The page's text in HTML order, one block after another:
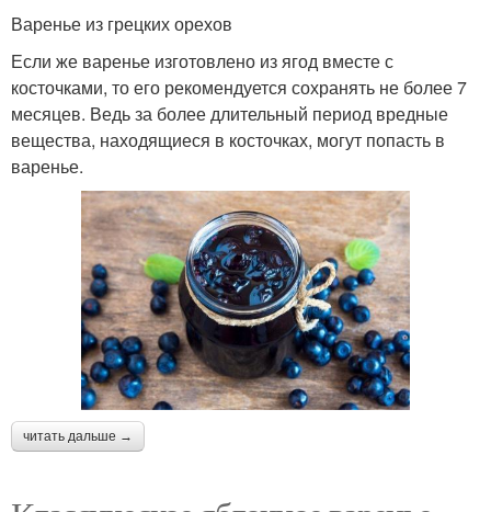
Варение из земляники Варение из ежевики
Яблочное варение Варение из яблок
Варение с корицей Варение на сковороде
Прозрачное варение
Варенье из грецких орехов
Если же варенье изготовлено из ягод вместе с
косточками, то его рекомендуется сохранять не более 7
месяцев. Ведь за более длительный период вредные
вещества, находящиеся в косточках, могут попасть в
варенье.
читать дальше →